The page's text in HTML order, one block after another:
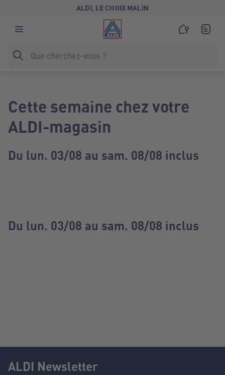
ALDI, LE CHOIX MALIN
Cette semaine chez votre
ALDI-magasin
Du lun. 03/08 au sam. 08/08 inclus
Du lun. 03/08 au sam. 08/08 inclus
ALDI Newsletter